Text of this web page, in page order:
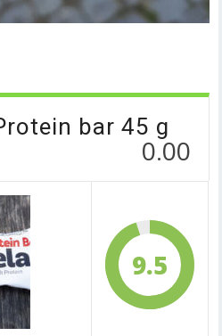
bar 45 g
0.00
9.5